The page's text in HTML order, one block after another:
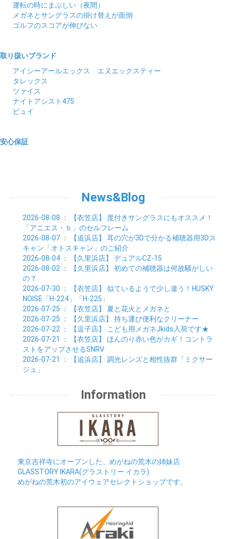
運転の時にまぶしい（夜間）
メガネとサングラスの掛け替えが面倒
ゴルフのスコアが伸びない
取り扱いブランド
アイシーアールエックス エヌエックスティー
タレックス
ツァイス
ナイトアシスト475
ビュイ
安心保証
News&Blog
2026-08-08 ： 【衣笠店】
度付きサングラスにもオススメ！
「アニエス・ｂ」のセルフレーム
2026-08-07 ： 【追浜店】 耳の穴が3Dで分かる補聴器用3Dス
キャン「オトスキャン」のご紹介
2026-08-04 ： 【久里浜店】 デュアルCZ-15
2026-08-02 ： 【久里浜店】 初めての補聴器は何故騒がしい
の？
2026-07-30 ： 【衣笠店】 似ているようで少し違う！HUSKY
NOISE「H-224」「H-225」
2026-07-25 ： 【衣笠店】 夏と花火とメガネと
2026-07-25 ： 【久里浜店】 持ち運び便利なクリーナー
2026-07-22 ： 【逗子店】
こども用メガネJkids入荷です★
2026-07-21
： 【衣笠店】 ほんのり赤い色がカギ！コントラ
ストをアップさせるSNRV
2026-07-21
： 【追浜店】 調光レンズと相性抜群「ミクサー
ジュ」
Information
東京吉祥寺にオープンした、めがねの荒木の姉妹店
GLASSTORY IKARA(グラストリー イカラ)
めがねの荒木初のアイウェアセレクトショップです。